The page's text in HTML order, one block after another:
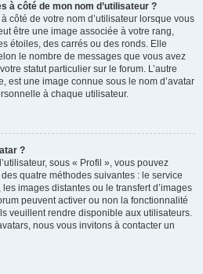
à côté de mon nom d’utilisateur ?
côté de votre nom d’utilisateur lorsque vous
être une image associée à votre rang,
étoiles, des carrés ou des ronds. Elle
le nombre de messages que vous avez
statut particulier sur le forum. L’autre
est une image connue sous le nom d’avatar
à chaque utilisateur.
?
sous « Profil », vous pouvez
quatre méthodes suivantes : le service
images distantes ou le transfert d’images
peuvent activer ou non la fonctionnalité
veuillent rendre disponible aux utilisateurs.
nous vous invitons à contacter un